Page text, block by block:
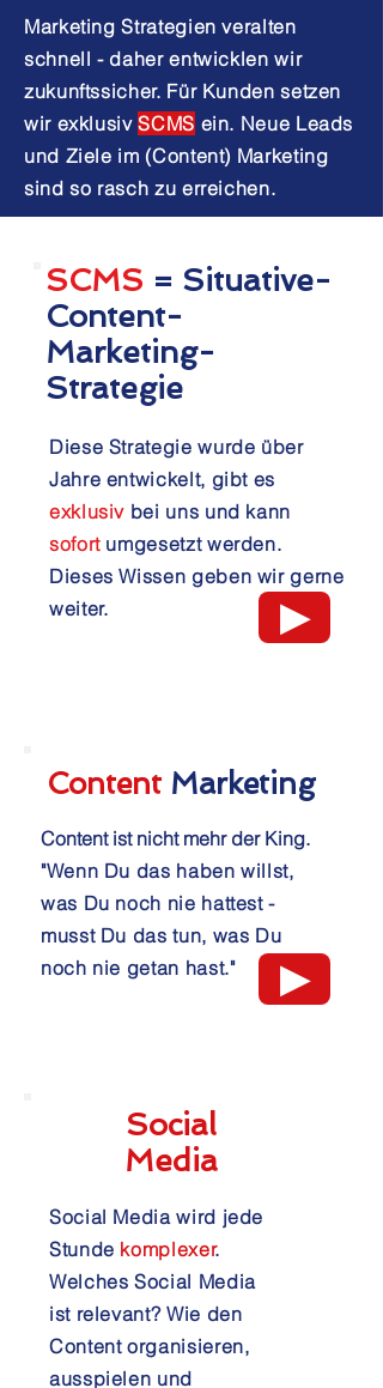
Marketing Strategien veralten
schnell - daher entwicklen wir
zukunftssicher. Für Kunden setzen
wir exklusiv SCMS ein. Neue Leads
und Ziele im (Content) Marketing
sind so rasch zu erreichen.
SCMS = Situative-
Content-
Marketing-
Strategie
▶
Diese Strategie wurde über
Jahre entwickelt, gibt es
exklusiv bei uns und kann
sofortumgesetzt werden.
Dieses Wissen geben wir gerne
weiter.
ContentMarketing
Content ist nicht mehr der King.
"Wenn Du das haben willst,
was Du noch nie hattest -
musst Du das tun, was Du
noch nie getan hast."
▶
Social
Media
Social Media wird jede
Stunde komplexer.
Welches Social Media
ist relevant? Wie den
Content organisieren,
ausspielen und